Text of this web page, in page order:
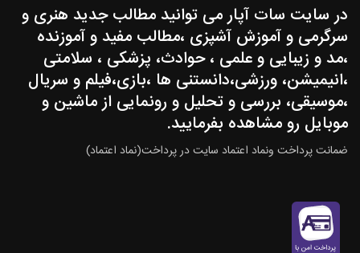
در سایت سات آپار می توانید مطالب جدید هنری و
سرگرمی و آموزش آشپزی ،مطالب مفید و آموزنده
،مد و زیبایی و علمی ، حوادث، پزشکی ، سلامتی
،انیمیشن، ورزشی،دانستنی ها ،بازی،فیلم و سریال
،موسیقی، بررسی و تحلیل و رونمایی از ماشین و
موبایل رو مشاهده بفرمایید.
ضمانت پرداخت ونماد اعتماد سایت در پرداخت(نماد اعتماد)